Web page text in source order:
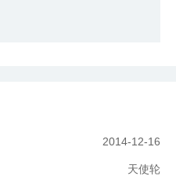
2014-12-16
天使轮